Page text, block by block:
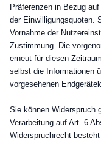
Präferenzen in Bezug
der Einwilligungsquoten.
Vornahme der
Zustimmung. Die
erneut für diesen
selbst die Informationen
vorgesehenen
Sie können Widerspruch
Verarbeitung auf Art. 6
Widerspruchrecht